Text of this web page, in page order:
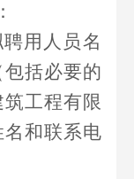
用人员名
括必要的
工程有限
和联系电